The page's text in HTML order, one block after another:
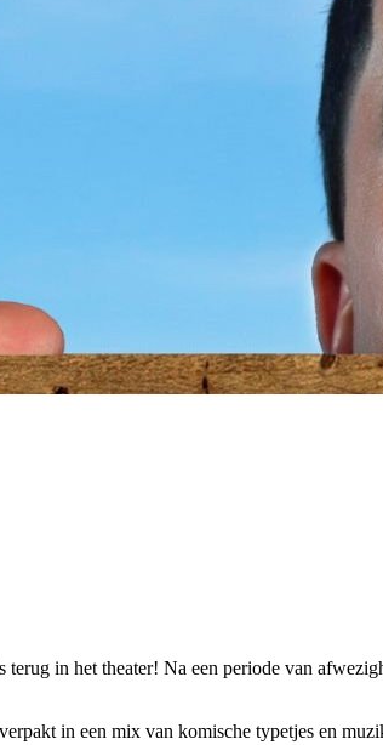
in het theater! Na een periode van
in een mix van komische typetjes en